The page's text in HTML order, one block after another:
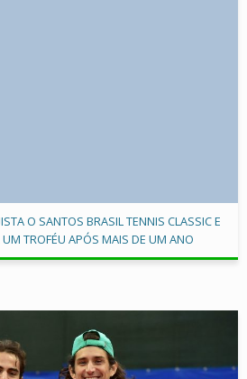
O SANTOS BRASIL TENNIS CLASSIC E
TROFÉU APÓS MAIS DE UM ANO